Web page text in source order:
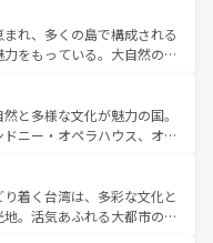
ともできる。 なお、新
覧 を参照してほしい。
ョッピング、エンターテイ
ポットだ。一方、アメリカ
ンドキャニオンやイエロー
楽と美食が融合した独特の
の各地域で異なる魅力を楽
な歴史を感じることができ
アメリカ
してほしい。
れ、多くの島で構成される
をもっている。大自然の神
番の観光地といえばオアフ
らマウイ島やカウアイ島が
に輝く海をはじめ、豊かな
々を迎えてくれるハワイの
やハワイアンミュージッ
すべてがハワイの魅力を彩
と多様な文化が魅力の国。
ニー・オペラハウス、オー
えるウルル（エアーズロッ
林やケアンズの熱帯雨林な
、カフェやワイン、オージ
着く台湾は、多彩な文化と
。活気あふれる大都市の台